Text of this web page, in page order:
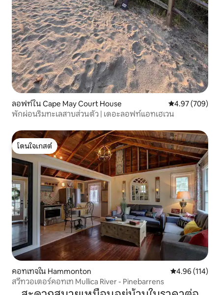
ลอฟท์ใน Cape May Court House คะแนนเฉลี่ย
4.97 (709)
พักผ่อนริมทะเลสาบส่วนตัว | เดอะลอฟท์แอทเฮเวน
โดนใจเกสต์
โดนใจเกสต์
คอทเทจใน Hammonton คะแนนเฉลี่ย
4.96 (114)
สวีทวอเตอร์คอทเท Mullica River - Pinebarrens